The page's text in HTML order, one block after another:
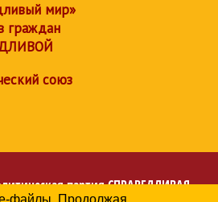
мир»
граждан
союз
партияСПРАВЕДЛИВАЯ
файлы. Продолжая